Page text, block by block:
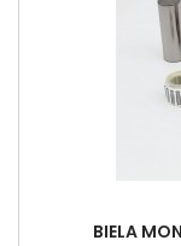
BIELA